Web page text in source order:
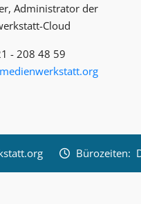
Administrator der
Cloud
- 208 48 59
Bürozeiten: